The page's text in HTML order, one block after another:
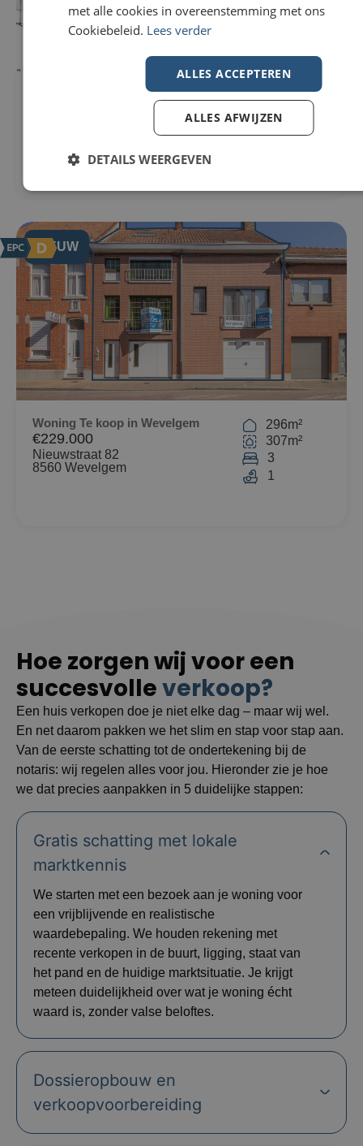
Bouwgrond Te koop in Pittem 290m²
NIEUW
Woning Te koop in Wevelgem
€229.000
Nieuwstraat 82
8560 Wevelgem
296m²
307m²
3
1
Hoe zorgen wij voor een
succesvolleverkoop?
Een huis verkopen doe je niet elke dag – maar wij wel.
En net daarom pakken we het slim en stap voor stap aan.
Van de eerste schatting tot de ondertekening bij de
notaris: wij regelen alles voor jou. Hieronder zie je hoe
we dat precies aanpakken in 5 duidelijke stappen:
Gratis schatting met lokale
marktkennis
We starten met een bezoek aan je woning voor
een vrijblijvende en realistische
waardebepaling. We houden rekening met
recente verkopen in de buurt, ligging, staat van
het pand en de huidige marktsituatie. Je krijgt
meteen duidelijkheid over wat je woning écht
waard is, zonder valse beloftes.
Dossieropbouw en
verkoopvoorbereiding
met alle cookies in overeenstemming met ons
Cookiebeleid. Lees verder
ALLES ACCEPTEREN
ALLES AFWIJZEN
DETAILS WEERGEVEN